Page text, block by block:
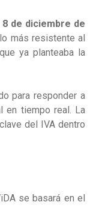
8 de diciembre de
más resistente al
ya planteaba la
para responder a
en tiempo real. La
del IVA dentro
se basará en el